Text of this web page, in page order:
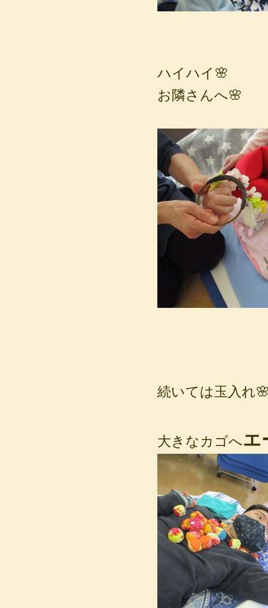
ハイハイ🌸
お隣さんへ🌸
続いては玉入れ
大きなカゴへエ